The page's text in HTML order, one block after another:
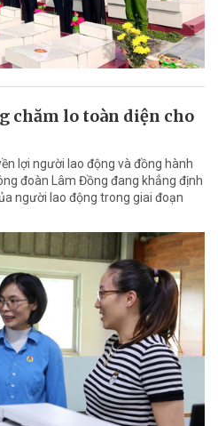
chăm lo toàn diện cho
lợi người lao động và đồng hành
đoàn Lâm Đồng đang khẳng định
người lao động trong giai đoạn